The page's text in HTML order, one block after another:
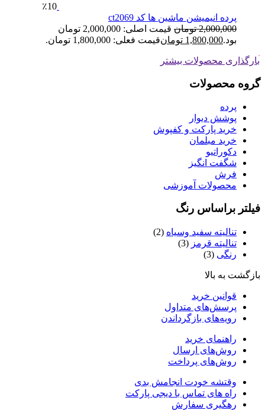
٪10
پرده انیمیشن ماشین ها کد ct2069
2,000,000 تومان
قیمت اصلی: 2,000,000 تومان
بود.1,800,000 تومانقیمت فعلی: 1,800,000 تومان.
بارگذاری محصولات بیشتر
محصولات
پرده
پوشش دیوار
خرید پارکت و کفپوش
خرید مبلمان
دکوراتیو
شگفت انگیز
فرش
محصولات آموزشی
براساس رنگ
تنالیته سفید وسیاه (2)
تنالیته قرمز (3)
رنگی (3)
به بالا
قوانین خرید
پرسش‌های متداول
رویه‌های بازگرداندن
راهنمای خرید
روش‌های ارسال
روش‌های پرداخت
وقتشه خودت انجامش بدی
راه های تماس با دیجی پارکت
رهگیری سفارش